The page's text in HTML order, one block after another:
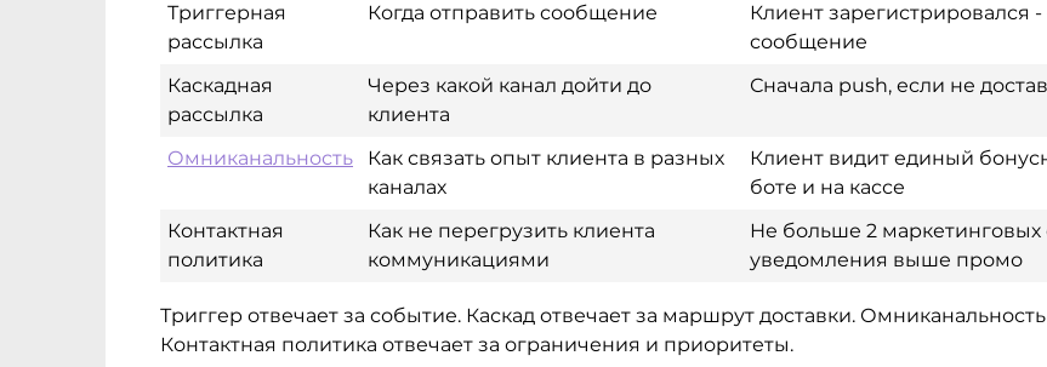
Триггерная
рассылка
Когда отправить сообщение
Клиент зарегистрировался
сообщение
Каскадная
рассылка
Через какой канал дойти до
клиента
Сначала push, если не
Омниканальность
Как связать опыт клиента в разных
каналах
Клиент видит единый
боте и на кассе
Контактная
политика
Как не перегрузить клиента
коммуникациями
Не больше 2
уведомления выше промо
Триггер отвечает за событие. Каскад отвечает за маршрут доставки.
Контактная политика отвечает за ограничения и приоритеты.